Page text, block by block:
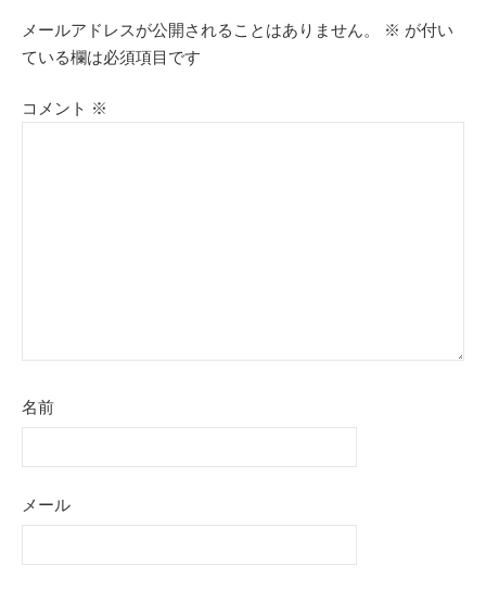
ゲ
ー
シ
メールアドレスが公開されることはありません。 ※ が付い
ている欄は必須項目です
コメント ※
名前
メール